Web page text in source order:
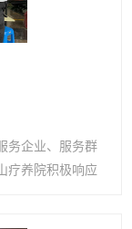
务企业、服务群
疗养院积极响应